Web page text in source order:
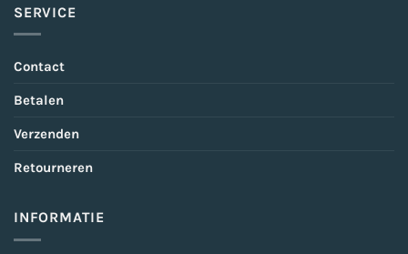
SERVICE
Contact
Betalen
Verzenden
Retourneren
INFORMATIE